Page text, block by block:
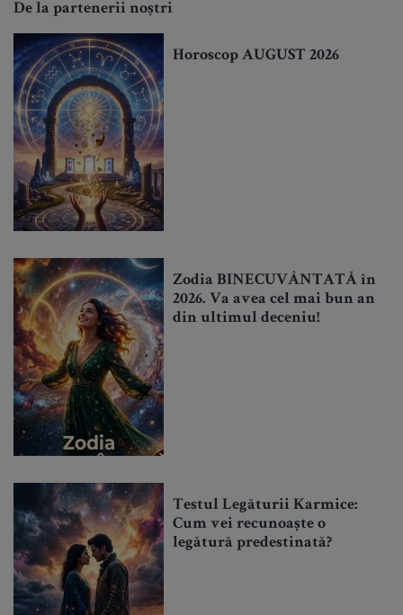
De la partenerii noștri
Horoscop AUGUST 2026
Zodia BINECUVÂNTATĂ în
2026. Va avea cel mai bun an
din ultimul deceniu!
Testul Legăturii Karmice:
Cum vei recunoaște o
legătură predestinată?